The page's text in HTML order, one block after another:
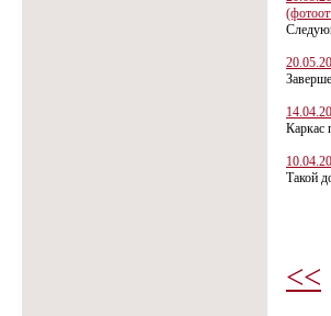
Каркас
Такой
<<